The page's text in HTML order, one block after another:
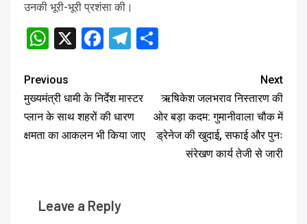
उनकी भूरी-भूरी प्रशंसा की।
WhatsApp
X Facebook
Telegram
Previous
मुख्यमंत्री धामी के निर्देश मास्टर
प्लान के साथ शहरों की धारण
क्षमता का आकलन भी किया जाए
Next
ऋषिकेश जलभराव निस्तारण की
ओर बड़ा कदम: गुमानीवाला चौक में
ड्रेनेज की खुदाई, सफाई और पुनः
संरेखण कार्य तेजी से जारी
Leave a Reply